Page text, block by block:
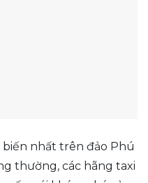
nhất trên đảo Phú
thường, các hãng taxi